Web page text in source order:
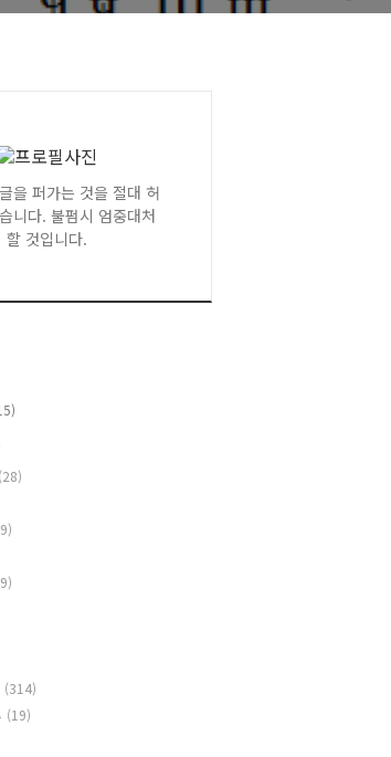
을 퍼가는 것을 절대 허
니다. 불펌시 엄중대처
할 것입니다.
(28)
(314)
(19)